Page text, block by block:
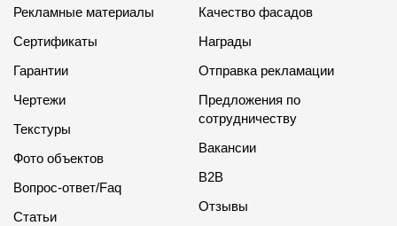
Рекламные материалы
Сертификаты
Гарантии
Чертежи
Текстуры
Фото объектов
Вопрос-ответ/Faq
Статьи
Качество фасадов
Награды
Отправка рекламации
Предложения по
сотрудничеству
Вакансии
B2B
Отзывы